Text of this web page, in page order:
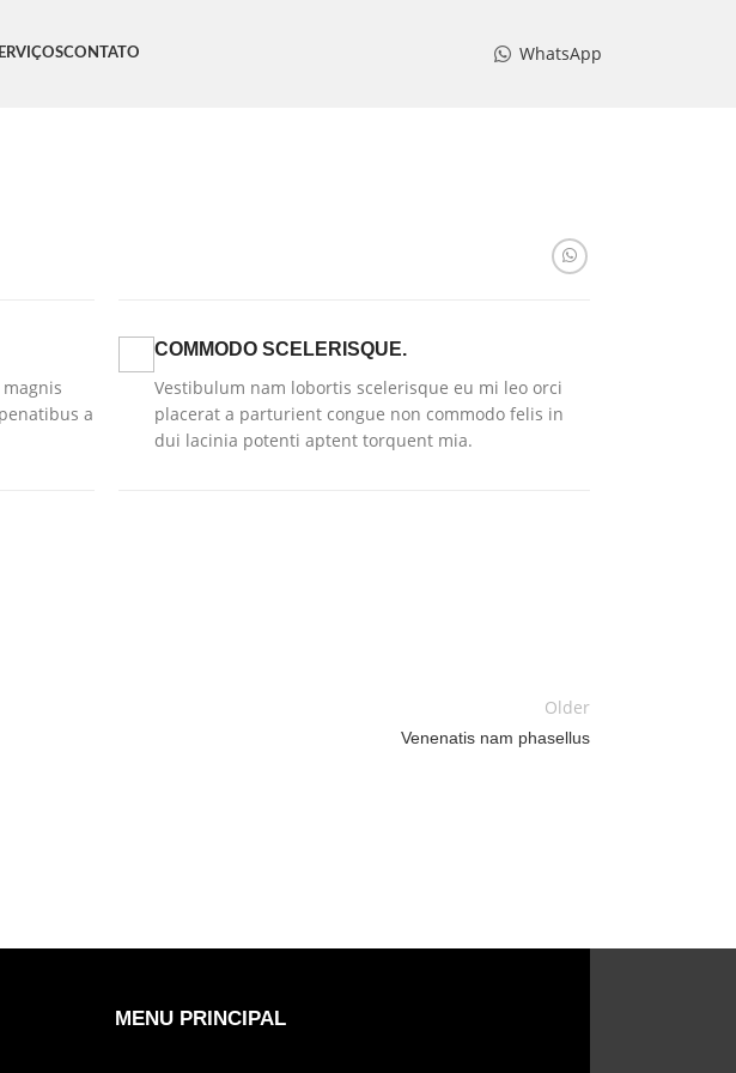
CONTATO WhatsApp
a
COMMODO SCELERISQUE.
Vestibulum nam lobortis scelerisque eu mi leo orci
placerat a parturient congue non commodo felis in
dui lacinia potenti aptent torquent mia.
Older
Venenatis nam phasellus
MENU PRINCIPAL